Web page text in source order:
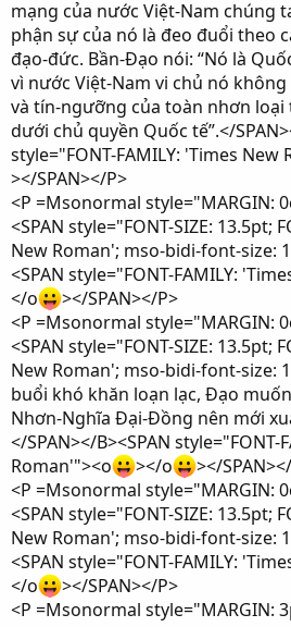
mạng của nước Việt-Nam chúng
phận sự của nó là đeo đuổi theo
đạo-đức. Bần-Đạo nói: “Nó là
vì nước Việt-Nam vi chủ nó
và tín-ngưỡng của toàn nhơn loại
dưới chủ quyền Quốc tế”.</
style="FONT-FAMILY: 'Times New
></SPAN></P>
<P =Msonormal style="MARGIN:
<SPAN style="FONT-SIZE: 13.5pt;
New Roman'; mso-bidi-font-size:
<SPAN style="FONT-FAMILY:
</o
></SPAN></P>
<P =Msonormal style="MARGIN:
<SPAN style="FONT-SIZE: 13.5pt;
New Roman'; mso-bidi-font-size:
buổi khó khăn loạn lạc, Đạo
Nhơn-Nghĩa Đại-Đồng nên mới
</SPAN></B><SPAN style="FONT-
Roman'"><o
></o
></
<P =Msonormal style="MARGIN:
<SPAN style="FONT-SIZE: 13.5pt;
New Roman'; mso-bidi-font-size:
<SPAN style="FONT-FAMILY:
</o
></SPAN></P>
<P =Msonormal style="MARGIN: